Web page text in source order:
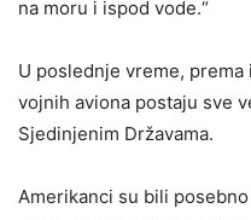
na moru i ispod vode.“
U poslednje vreme,
vojnih aviona postaju sve
Sjedinjenim Državama.
Amerikanci su bili